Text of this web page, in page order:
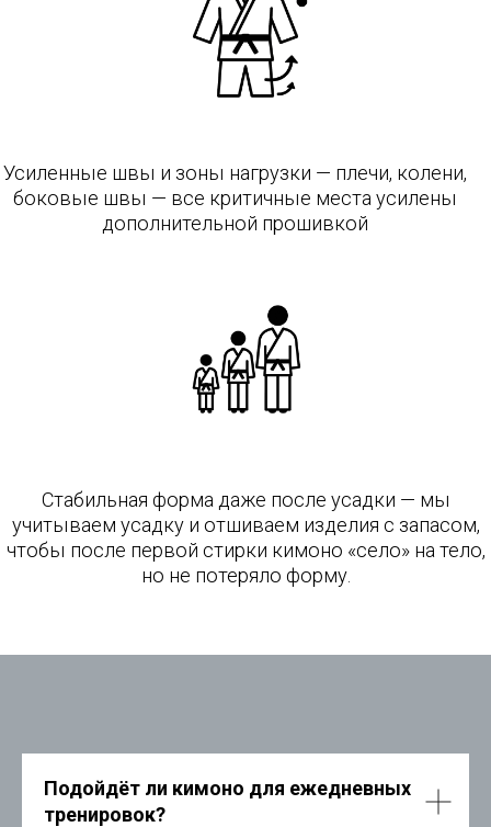
Подойдёт ли кимоно для ежедневных
тренировок?
отзывы